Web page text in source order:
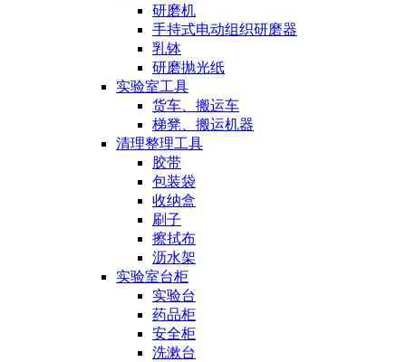
研磨机
手持式电动组织研磨器
乳钵
研磨抛光纸
实验室工具
货车、搬运车
梯凳、搬运机器
清理整理工具
胶带
包装袋
收纳盒
刷子
擦拭布
沥水架
实验室台柜
实验台
药品柜
安全柜
洗漱台